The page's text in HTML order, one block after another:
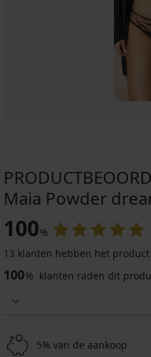
Maia Powder
100%
13 klanten hebben het
100% klanten raden dit
5% van de aankoop